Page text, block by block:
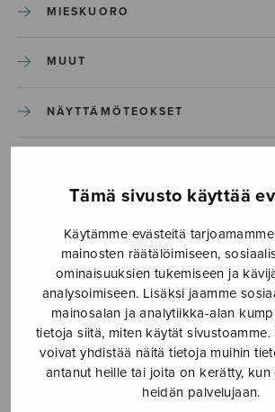
Tämä sivusto käyttää
Käytämme evästeitä
mainosten räätälöimiseen,
ominaisuuksien tukemiseen ja
analysoimiseen. Lisäksi jaamme
mainosalan ja analytiikka-alan
tietoja siitä, miten käytät sivustoamme.
voivat yhdistää näitä tietoja muihin
antanut heille tai joita on kerätty,
heidän palvelujaan.
MIESKUORO
MUUT
NÄYTTÄMÖTEOKSET
SOITINMUSIIKKI
YKSINLAULU
YLEINEN